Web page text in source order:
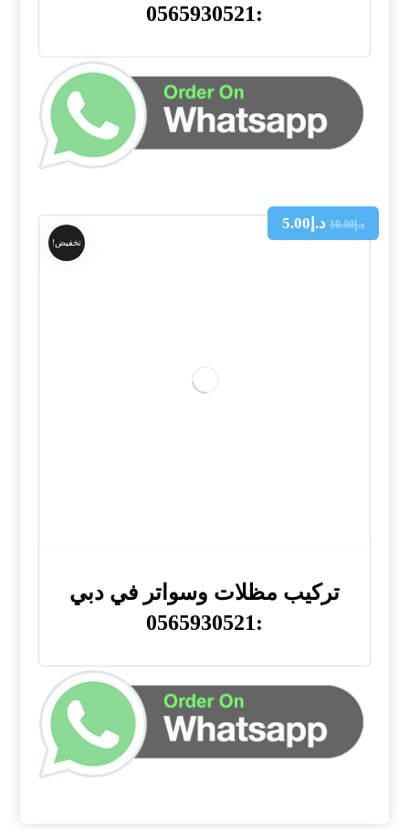
:0565930521
تخفيض!
تركيب مظلات وسواتر في دبي
:0565930521
د.إ10.00 د.إ 5.00